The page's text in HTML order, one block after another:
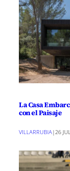
La Casa
con el Paisaje
VILLARRUBIA|26